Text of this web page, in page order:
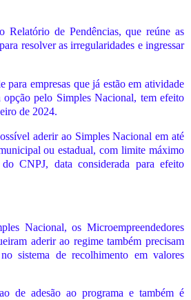
Relatório de Pendências, que reúne as
resolver as irregularidades e ingressar
para empresas que já estão em atividade
opção pelo Simples Nacional, tem efeito
de 2024.
aderir ao Simples Nacional em até
ou estadual, com limite máximo
CNPJ, data considerada para efeito
Nacional, os Microempreendedores
aderir ao regime também precisam
sistema de recolhimento em valores
de adesão ao programa e também é